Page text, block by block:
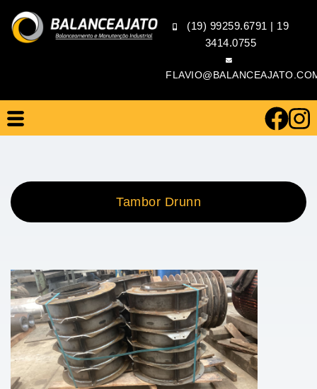
(19) 99259.6791 | 19
3414.0755
Tambor Drunn